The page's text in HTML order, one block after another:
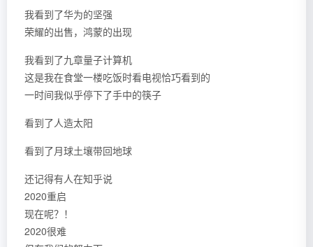
我看到了华为的坚强
荣耀的出售，鸿蒙的出现
我看到了九章量子计算机
这是我在食堂一楼吃饭时看电视恰巧看到的
一时间我似乎停下了手中的筷子
看到了人造太阳
看到了月球土壤带回地球
还记得有人在知乎说
2020重启
现在呢？！
2020很难